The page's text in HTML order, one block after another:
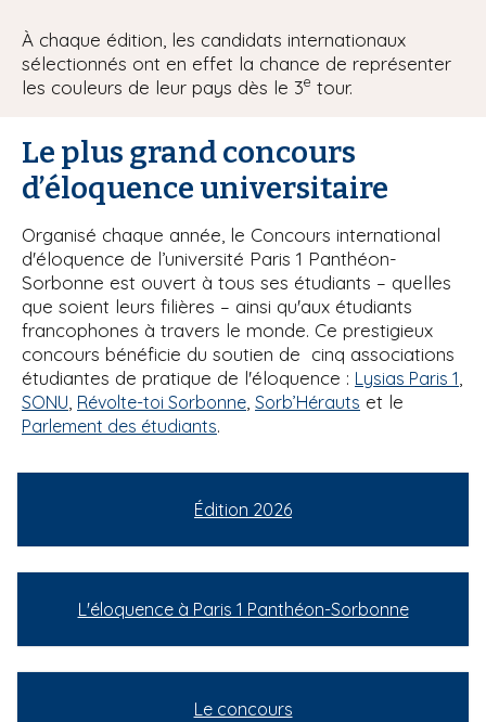
À chaque édition, les candidats internationaux
sélectionnés ont en effet la chance de représenter
les couleurs de leur pays dès le 3e tour.
Le plus grand concours
d’éloquence universitaire
Organisé chaque année, le Concours international
d'éloquence de l’université Paris 1 Panthéon-
Sorbonne est ouvert à tous ses étudiants – quelles
que soient leurs filières – ainsi qu'aux étudiants
francophones à travers le monde. Ce prestigieux
concours bénéficie du soutien de cinq associations
étudiantes de pratique de l'éloquence : Lysias Paris 1
SONU Révolte-toi Sorbonne Sorb’Hérauts et le
Parlement des étudiants.
Édition 2026
L'éloquence à Paris 1 Panthéon-Sorbonne
Le concours